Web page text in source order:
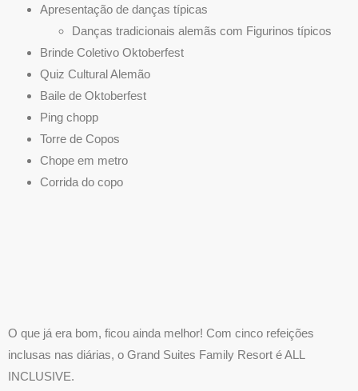
Apresentação de danças típicas
Danças tradicionais alemãs com Figurinos típicos
Brinde Coletivo Oktoberfest
Quiz Cultural Alemão
Baile de Oktoberfest
Ping chopp
Torre de Copos
Chope em metro
Corrida do copo
O que já era bom, ficou ainda melhor! Com cinco refeições
inclusas nas diárias, o Grand Suites Family Resort é ALL
INCLUSIVE.